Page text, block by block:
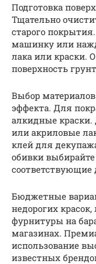
Подготовка
Тщательно
старого
машинку или
лака или краски.
поверхность
Выбор
эффекта. Для
алкидные
или акриловые
клей для
обивки
соответствующие
Бюджетные
недорогих
фурнитуры на
магазинах.
использование
известных